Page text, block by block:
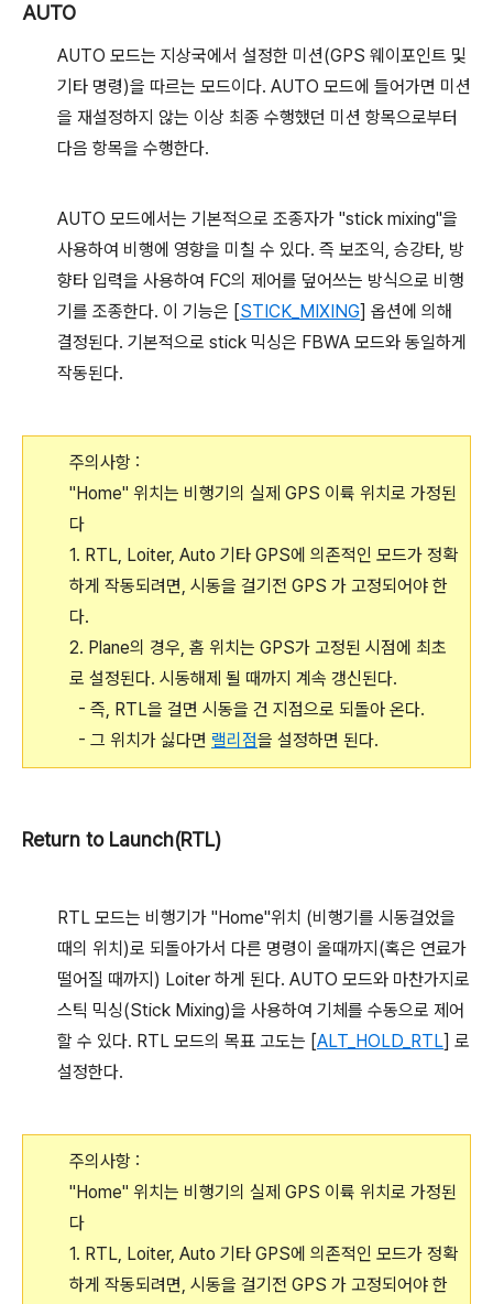
AUTO
AUTO 모드는 지상국에서 설정한 미션(GPS 웨이포인트 및
기타 명령)을 따르는 모드이다. AUTO 모드에 들어가면 미션
을 재설정하지 않는 이상 최종 수행했던 미션 항목으로부터
다음 항목을 수행한다.
AUTO 모드에서는 기본적으로 조종자가 "stick mixing"을
사용하여 비행에 영향을 미칠 수 있다. 즉 보조익, 승강타, 방
향타 입력을 사용하여 FC의 제어를 덮어쓰는 방식으로 비행
기를 조종한다. 이 기능은 [STICK_MIXING] 옵션에 의해
결정된다. 기본적으로 stick 믹싱은 FBWA 모드와 동일하게
작동된다.
주의사항 :
"Home" 위치는 비행기의 실제 GPS 이륙 위치로 가정된
다
1. RTL, Loiter, Auto 기타 GPS에 의존적인 모드가 정확
하게 작동되려면, 시동을 걸기전 GPS 가 고정되어야 한
다.
2. Plane의 경우, 홈 위치는 GPS가 고정된 시점에 최초
로 설정된다. 시동해제 될 때까지 계속 갱신된다.
- 즉, RTL을 걸면 시동을 건 지점으로 되돌아 온다.
- 그 위치가 싫다면 랠리점을 설정하면 된다.
Return to Launch(RTL)
RTL 모드는 비행기가 "Home"위치 (비행기를 시동걸었을
때의 위치)로 되돌아가서 다른 명령이 올때까지(혹은 연료가
떨어질 때까지) Loiter 하게 된다. AUTO 모드와 마찬가지로
스틱 믹싱(Stick Mixing)을 사용하여 기체를 수동으로 제어
할 수 있다. RTL 모드의 목표 고도는 [ALT_HOLD_RTL] 로
설정한다.
주의사항 :
"Home" 위치는 비행기의 실제 GPS 이륙 위치로 가정된
다
1. RTL, Loiter, Auto 기타 GPS에 의존적인 모드가 정확
하게 작동되려면, 시동을 걸기전 GPS 가 고정되어야 한